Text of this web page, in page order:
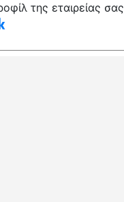
της εταιρείας σας